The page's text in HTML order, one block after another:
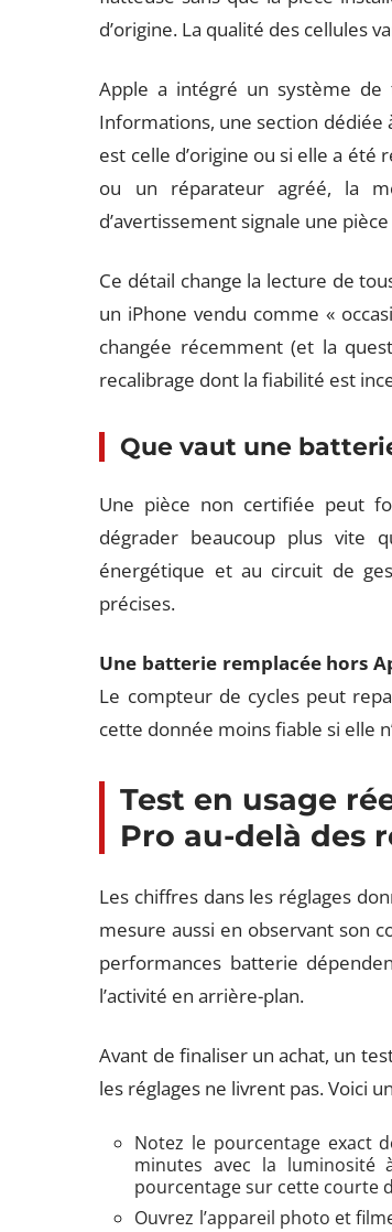
d’origine. La qualité des cellules
Apple a intégré un système de
Informations, une section dédiée
est celle d’origine ou si elle a
ou un réparateur agréé, la
d’avertissement signale une
Ce détail change la lecture de
un iPhone vendu comme «
changée récemment (et la
recalibrage dont la fiabilité est
Que vaut une
Une pièce non certifiée peut
dégrader beaucoup plus vite
énergétique et au circuit de
précises.
Une batterie remplacée hors
Le compteur de cycles peut
cette donnée moins fiable si elle
Test en usage
Pro au-delà des
Les chiffres dans les réglages
mesure aussi en observant son
performances batterie
l’activité en arrière-plan.
Avant de finaliser un achat, un
les réglages ne livrent pas. Voici
Notez le pourcentage exact
minutes avec la luminosité
pourcentage sur cette courte
Ouvrez l’appareil photo et